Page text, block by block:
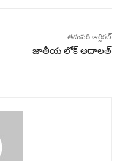
తదుపరి ఆర్టికల్
జాతీయ లోక్ అదాలత్